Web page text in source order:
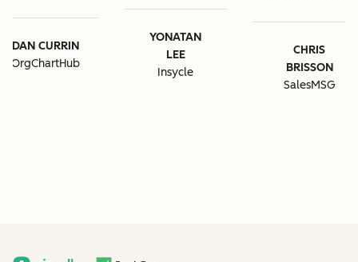
DAN CURRIN
OrgChartHub
YONATAN
LEE
Insycle
CHRIS
BRISSON
SalesMSG